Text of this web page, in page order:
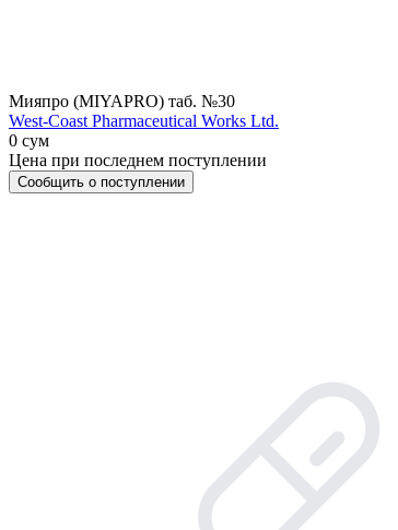
Мияпро (MIYAPRO) таб. №30
West-Coast Pharmaceutical Works Ltd.
0 сум
Цена при последнем поступлении
Сообщить о поступлении